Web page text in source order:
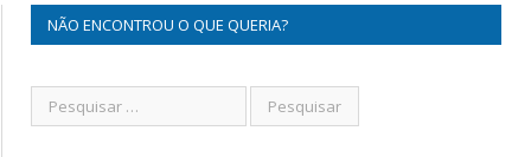
NÃO ENCONTROU O QUE QUERIA?